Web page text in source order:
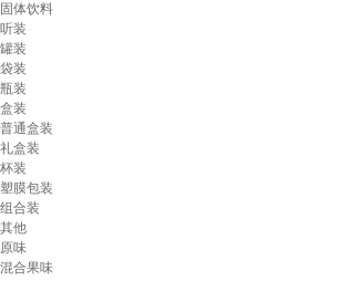
固体饮料
听装
罐装
袋装
瓶装
盒装
普通盒装
礼盒装
杯装
塑膜包装
组合装
其他
原味
混合果味